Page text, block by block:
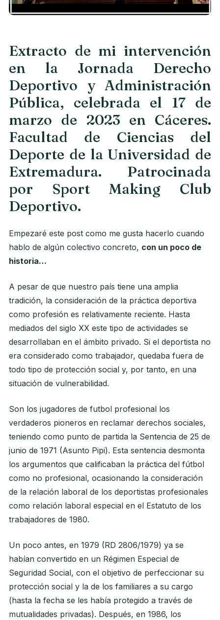
Extracto de mi intervención
en la Jornada Derecho
Deportivo y Administración
Pública, celebrada el 17 de
marzo de 2023 en Cáceres.
Facultad de Ciencias del
Deporte de la Universidad de
Extremadura. Patrocinada
por Sport Making Club
Deportivo.
Empezaré este post como me gusta hacerlo cuando
hablo de algún colectivo concreto, con un poco de
historia…
A pesar de que nuestro país tiene una amplia
tradición, la consideración de la práctica deportiva
como profesión es relativamente reciente. Hasta
mediados del siglo XX este tipo de actividades se
desarrollaban en el ámbito privado. Si el deportista no
era considerado como trabajador, quedaba fuera de
todo tipo de protección social y, por tanto, en una
situación de vulnerabilidad.
Son los jugadores de futbol profesional los
verdaderos pioneros en reclamar derechos sociales,
teniendo como punto de partida la Sentencia de 25 de
junio de 1971 (Asunto Pipi). Esta sentencia desmonta
los argumentos que calificaban la práctica del fútbol
como no profesional, ocasionando la consideración
de la relación laboral de los deportistas profesionales
como relación laboral especial en el Estatuto de los
trabajadores de 1980.
Un poco antes, en 1979 (RD 2806/1979) ya se
habían convertido en un Régimen Especial de
Seguridad Social, con el objetivo de perfeccionar su
protección social y la de los familiares a su cargo
(hasta la fecha se les había protegido a través de
mutualidades privadas). Después, en 1986, los